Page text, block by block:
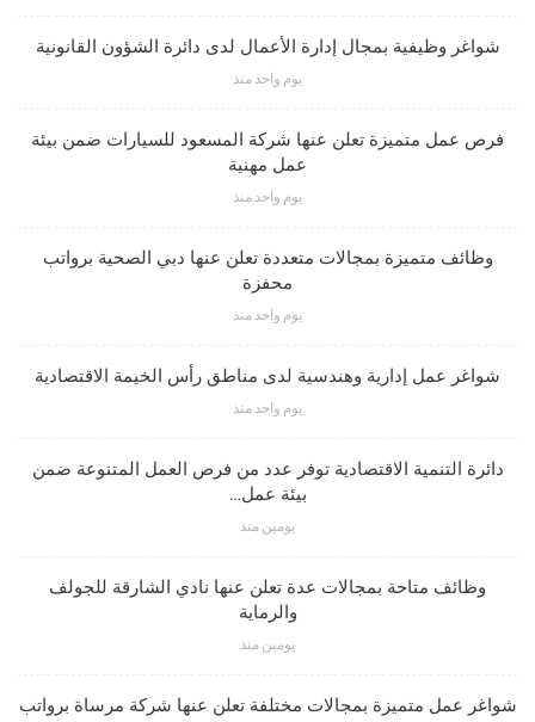
شواغر وظيفية بمجال إدارة الأعمال لدى دائرة الشؤون القانونية
يوم واحد منذ
فرص عمل متميزة تعلن عنها شركة المسعود للسيارات ضمن بيئة
عمل مهنية
يوم واحد منذ
وظائف متميزة بمجالات متعددة تعلن عنها دبي الصحية برواتب
محفزة
يوم واحد منذ
شواغر عمل إدارية وهندسية لدى مناطق رأس الخيمة الاقتصادية
يوم واحد منذ
دائرة التنمية الاقتصادية توفر عدد من فرص العمل المتنوعة ضمن
بيئة عمل…
يومين منذ
وظائف متاحة بمجالات عدة تعلن عنها نادي الشارقة للجولف
والرماية
يومين منذ
شواغر عمل متميزة بمجالات مختلفة تعلن عنها شركة مرساة برواتب